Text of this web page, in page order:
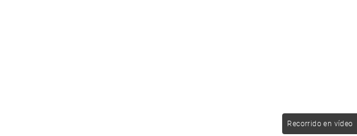
Recorrido en vídeo